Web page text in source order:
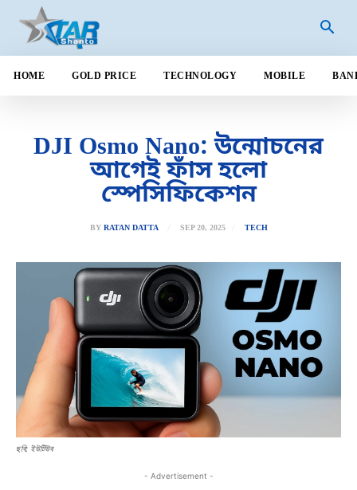
HOME GOLD PRICE TECHNOLOGY MOBILE
DJI Osmo Nano: উন্মোচনের
আগেই ফাঁস হলো
স্পেসিফিকেশন
BY RATAN DATTA SEP 20, 2025 TECH
ছবি: ইউটিউব
- Advertisement -